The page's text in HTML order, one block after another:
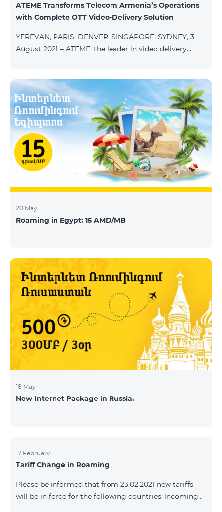
minutes walk Abovyan 21 Mon-Sun. 09:00-24:00) 700
m. 10 minutes walk You can find all of the sales and
ATEME Transforms Telecom Armenia’s Operations
with Complete OTT Video-Delivery Solution
YEREVAN, PARIS, DENVER, SINGAPORE, SYDNEY, 3
August 2021 – ATEME, the leader in video delivery
operator running under the Beeline brand, has
selected its integrated OTT video-delivery solution to
enable a re-launch of its TV offering to the Armenian
market. With a legacy system in place, Telecom
Armenia identified a need for a scalable and effective
video-delivery solution as part of a p
20 May
Roaming in Egypt: 15 AMD/MB
18 May
New Internet Package in Russia.
17 February
Tariff Change in Roaming
Please be informed that from 23.02.2021 new tariffs
will be in force for the following countries: Incoming